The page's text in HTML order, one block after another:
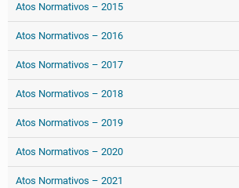
Atos Normativos – 2015
Atos Normativos – 2016
Atos Normativos – 2017
Atos Normativos – 2018
Atos Normativos – 2019
Atos Normativos – 2020
Atos Normativos – 2021